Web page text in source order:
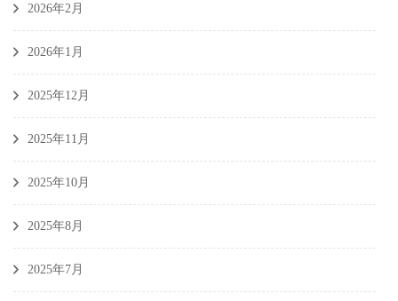
2026年2月
2026年1月
2025年12月
2025年11月
2025年10月
2025年8月
2025年7月